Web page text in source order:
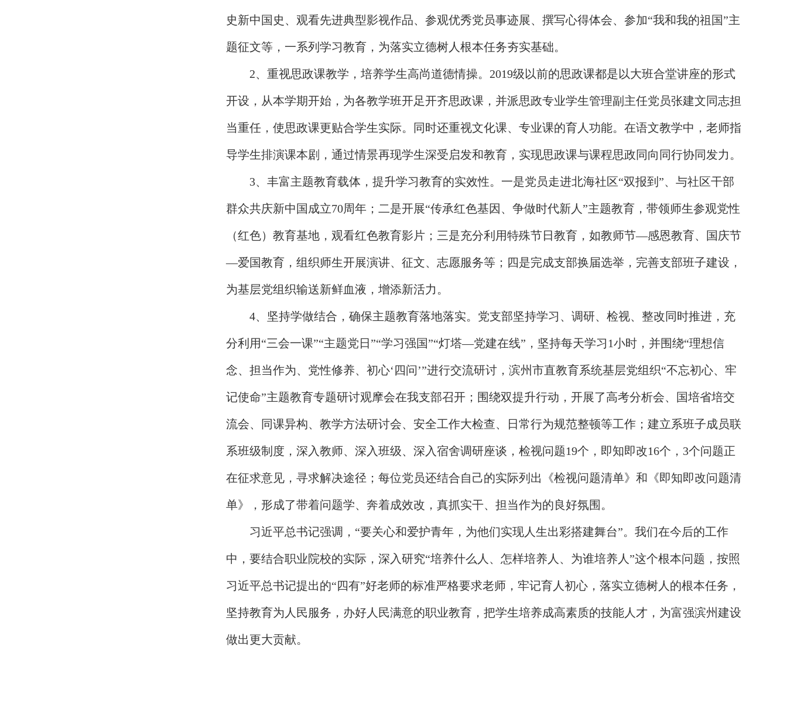
史新中国史、观看先进典型影视作品、参观优秀党员事迹展、撰写心得体会、参加“我和我的祖国”主
题征文等，一系列学习教育，为落实立德树人根本任务夯实基础。
2、重视思政课教学，培养学生高尚道德情操。2019级以前的思政课都是以大班合堂讲座的形式
开设，从本学期开始，为各教学班开足开齐思政课，并派思政专业学生管理副主任党员张建文同志担
当重任，使思政课更贴合学生实际。同时还重视文化课、专业课的育人功能。在语文教学中，老师指
导学生排演课本剧，通过情景再现学生深受启发和教育，实现思政课与课程思政同向同行协同发力。
3、丰富主题教育载体，提升学习教育的实效性。一是党员走进北海社区“双报到”、与社区干部
群众共庆新中国成立70周年；二是开展“传承红色基因、争做时代新人”主题教育，带领师生参观党性
（红色）教育基地，观看红色教育影片；三是充分利用特殊节日教育，如教师节—感恩教育、国庆节
—爱国教育，组织师生开展演讲、征文、志愿服务等；四是完成支部换届选举，完善支部班子建设，
为基层党组织输送新鲜血液，增添新活力。
4、坚持学做结合，确保主题教育落地落实。党支部坚持学习、调研、检视、整改同时推进，充
分利用“三会一课”“主题党日”“学习强国”“灯塔—党建在线”，坚持每天学习1小时，并围绕“理想信
念、担当作为、党性修养、初心‘四问’”进行交流研讨，滨州市直教育系统基层党组织“不忘初心、牢
记使命”主题教育专题研讨观摩会在我支部召开；围绕双提升行动，开展了高考分析会、国培省培交
流会、同课异构、教学方法研讨会、安全工作大检查、日常行为规范整顿等工作；建立系班子成员联
系班级制度，深入教师、深入班级、深入宿舍调研座谈，检视问题19个，即知即改16个，3个问题正
在征求意见，寻求解决途径；每位党员还结合自己的实际列出《检视问题清单》和《即知即改问题清
单》，形成了带着问题学、奔着成效改，真抓实干、担当作为的良好氛围。
习近平总书记强调，“要关心和爱护青年，为他们实现人生出彩搭建舞台”。我们在今后的工作
中，要结合职业院校的实际，深入研究“培养什么人、怎样培养人、为谁培养人”这个根本问题，按照
习近平总书记提出的“四有”好老师的标准严格要求老师，牢记育人初心，落实立德树人的根本任务，
坚持教育为人民服务，办好人民满意的职业教育，把学生培养成高素质的技能人才，为富强滨州建设
做出更大贡献。